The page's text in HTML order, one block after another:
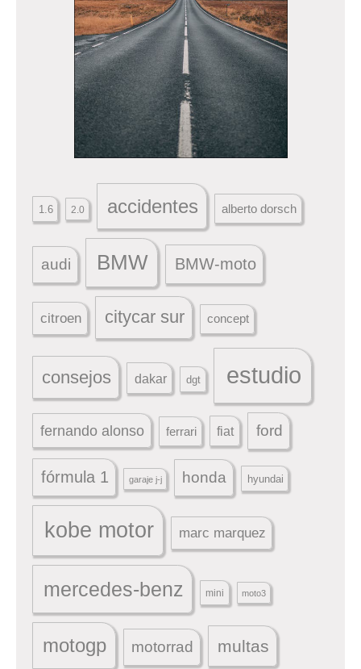
1.6 2.0 accidentes alberto dorsch
audi BMW BMW-moto
citroen citycar sur concept
consejos dakar dgt estudio
fernando alonso ferrari fiat ford
fórmula 1 garaje j-j honda hyundai
kobe motor marc marquez
mercedes-benz mini moto3
motogp motorrad multas